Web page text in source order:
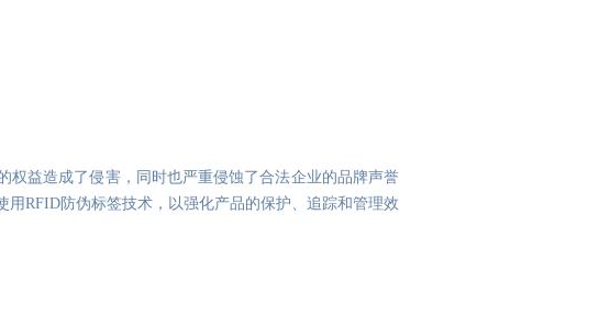
权益造成了侵害，同时也严重侵蚀了合法企业的品牌声誉
RFID防伪标签技术，以强化产品的保护、追踪和管理效